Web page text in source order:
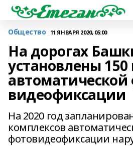
Общество 11 ЯНВАРЯ 2020, 05:00
На дорогах
установлены
автоматической
видеофиксации
На 2020 год
комплексов
фотовидеофиксации